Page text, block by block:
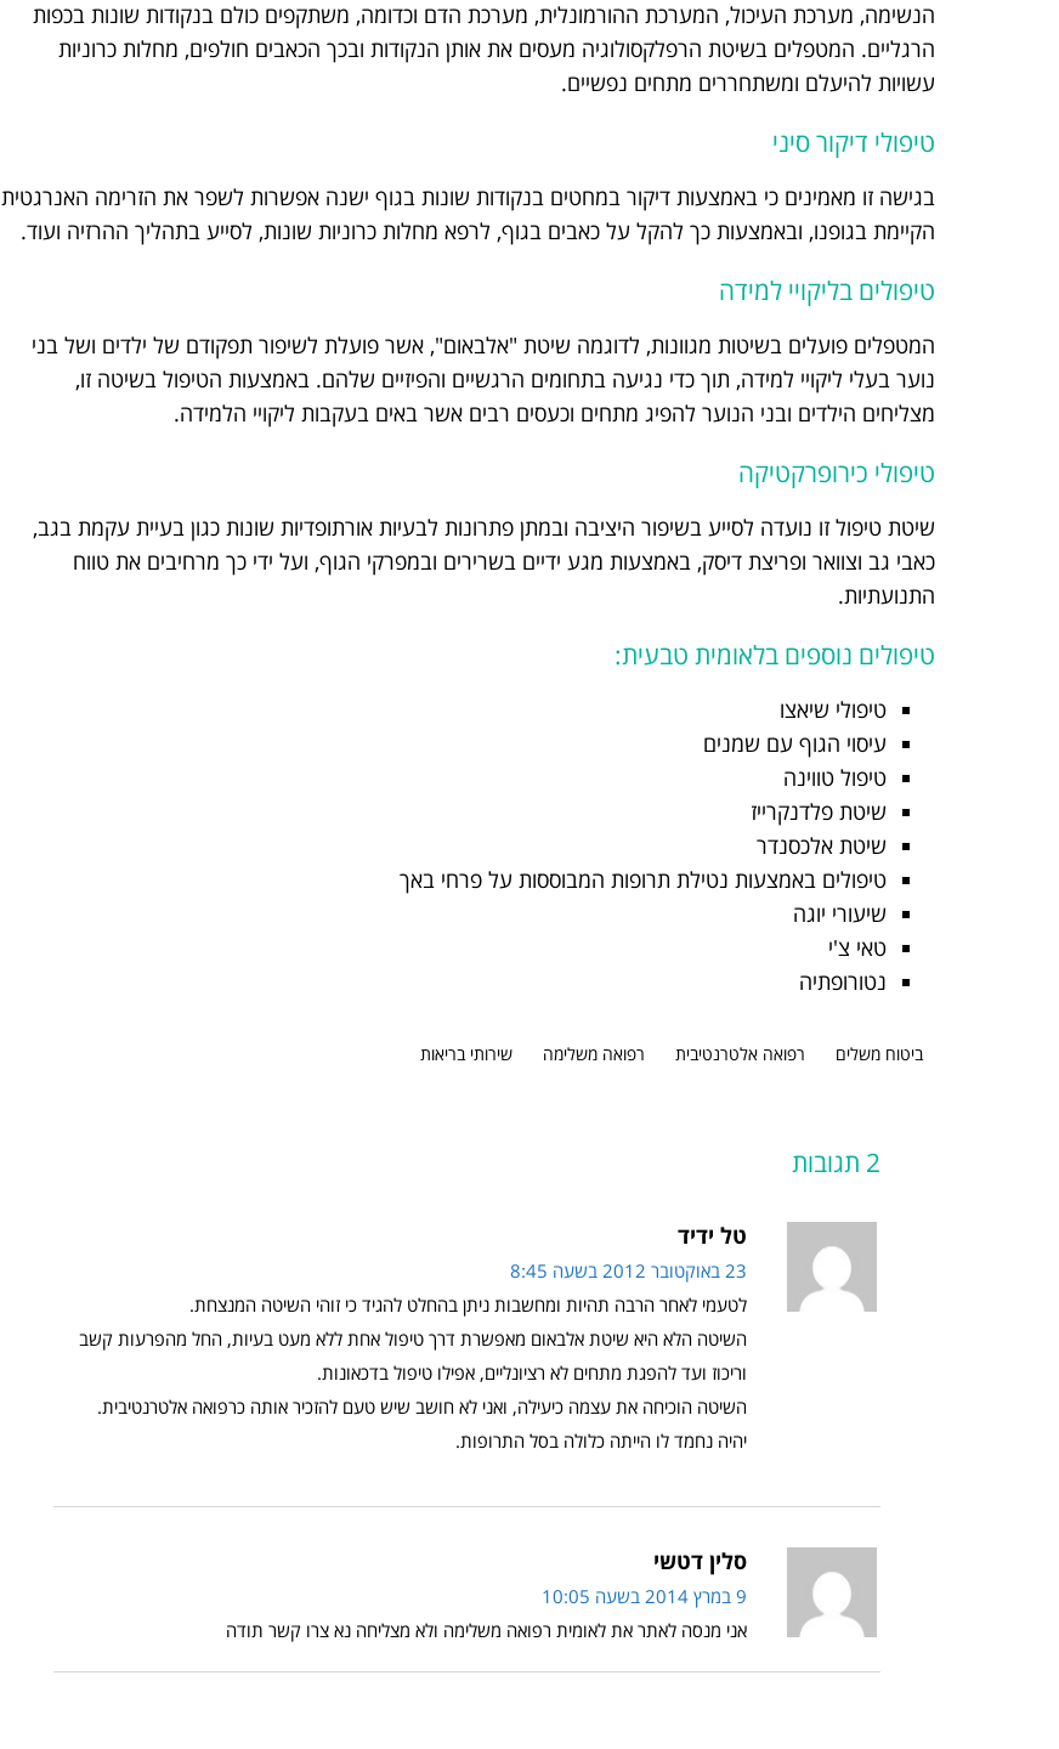
הנשימה, מערכת העיכול, המערכת ההורמונלית, מערכת הדם וכדומה, משתקפים כולם בנקודות שונות בכפות
הרגליים. המטפלים בשיטת הרפלקסולוגיה מעסים את אותן הנקודות ובכך הכאבים חולפים, מחלות כרוניות
עשויות להיעלם ומשתחררים מתחים נפשיים.
טיפולי דיקור סיני
בגישה זו מאמינים כי באמצעות דיקור במחטים בנקודות שונות בגוף ישנה אפשרות לשפר את הזרימה האנרגטית
הקיימת בגופנו, ובאמצעות כך להקל על כאבים בגוף, לרפא מחלות כרוניות שונות, לסייע בתהליך ההרזיה ועוד.
טיפולים בליקויי למידה
המטפלים פועלים בשיטות מגוונות, לדוגמה שיטת "אלבאום", אשר פועלת לשיפור תפקודם של ילדים ושל בני
נוער בעלי ליקויי למידה, תוך כדי נגיעה בתחומים הרגשיים והפיזיים שלהם. באמצעות הטיפול בשיטה זו,
מצליחים הילדים ובני הנוער להפיג מתחים וכעסים רבים אשר באים בעקבות ליקויי הלמידה.
טיפולי כירופרקטיקה
שיטת טיפול זו נועדה לסייע בשיפור היציבה ובמתן פתרונות לבעיות אורתופדיות שונות כגון בעיית עקמת בגב,
כאבי גב וצוואר ופריצת דיסק, באמצעות מגע ידיים בשרירים ובמפרקי הגוף, ועל ידי כך מרחיבים את טווח
התנועתיות.
טיפולים נוספים בלאומית טבעית:
טיפולי שיאצו
עיסוי הגוף עם שמנים
טיפול טווינה
שיטת פלדנקרייז
שיטת אלכסנדר
טיפולים באמצעות נטילת תרופות המבוססות על פרחי באך
שיעורי יוגה
טאי צ'י
נטורופתיה
ביטוח משלים רפואה אלטרנטיבית רפואה משלימה שירותי בריאות
2 תגובות
טל ידיד
23 באוקטובר 2012 בשעה 8:45
לטעמי לאחר הרבה תהיות ומחשבות ניתן בהחלט להגיד כי זוהי השיטה המנצחת.
השיטה הלא היא שיטת אלבאום מאפשרת דרך טיפול אחת ללא מעט בעיות, החל מהפרעות קשב
וריכוז ועד להפגת מתחים לא רציונליים, אפילו טיפול בדכאונות.
השיטה הוכיחה את עצמה כיעילה, ואני לא חושב שיש טעם להזכיר אותה כרפואה אלטרנטיבית.
יהיה נחמד לו הייתה כלולה בסל התרופות.
סלין דטשי
9 במרץ 2014 בשעה 10:05
אני מנסה לאתר את לאומית רפואה משלימה ולא מצליחה נא צרו קשר תודה